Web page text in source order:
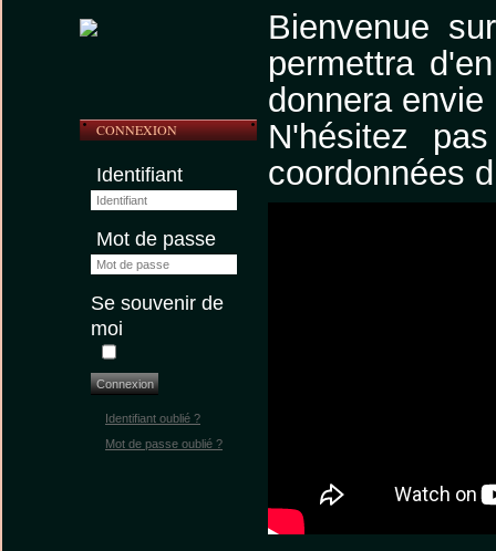
CONNEXION
Identifiant
Mot de passe
Se souvenir de
moi
Connexion
Identifiant oublié ?
Mot de passe oublié ?
Bienvenue
permettra
donnera
N'hésitez
coordonnées